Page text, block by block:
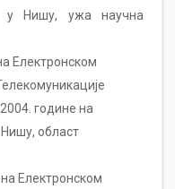
у Нишу, ужа научна
Електронском
године на
област
Електронском